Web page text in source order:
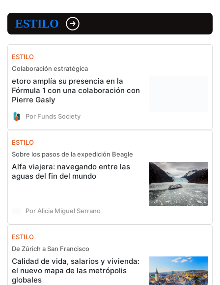
ESTILO
ESTILO
Colaboración estratégica
etoro amplía su presencia en la
Fórmula 1 con una colaboración con
Pierre Gasly
Por Funds Society
ESTILO
Sobre los pasos de la expedición Beagle
Alfa viajera: navegando entre las
aguas del fin del mundo
Por Alicia Miguel Serrano
ESTILO
De Zúrich a San Francisco
Calidad de vida, salarios y vivienda:
el nuevo mapa de las metrópolis
globales